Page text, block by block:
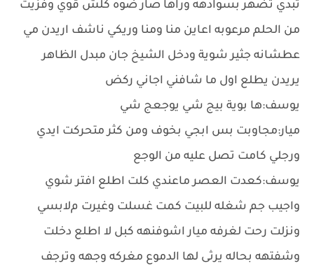
تبدي تضهر بسوادهه وراها صار ضوه كلش قوي وفزيت
من الحلم مرعوبه اعاين منا ومنا وريكي ناشف اريدن مي
عطشانه جثير شوية ودخل الشيخ جان مبدل الظاهر
يريدن يطلع اول ما شافني اجاني ركض
يوسف:ها بوية بيج شي يوجعج شي
ميار:مجاوبت بس ابجي بخوف ومن كثر متحركت ايدي
ورجلي كامت تصل عليه من الوجع
يوسف:كعدت العصر ماعندي كلت اطلع افتر شوي
واجيب جم شغله للبيت كمت غسلت وغيرت مﻻبسي
ونزلت رحت لغرفه ميار اشوفنهه كبل ﻻ اطلع دخلت
وشفتهه بحاله يرثى لها الدموع مغركه وجهه وترجف